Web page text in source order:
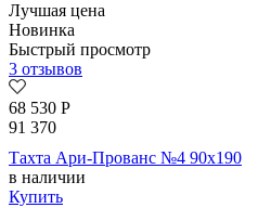
Лучшая цена
Новинка
Быстрый просмотр
3 отзывов
68 530 Р
91 370
Тахта Ари-Прованс №4 90х190
в наличии
Купить